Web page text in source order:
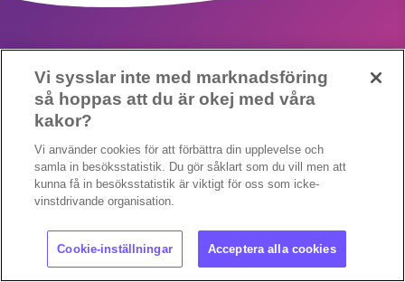
Vi sysslar inte med marknadsföring
så hoppas att du är okej med våra
kakor?
Vi använder cookies för att förbättra din upplevelse och
samla in besöksstatistik. Du gör såklart som du vill men att
kunna få in besöksstatistik är viktigt för oss som icke-
vinstdrivande organisation.
Cookie-inställningar Acceptera alla cookies